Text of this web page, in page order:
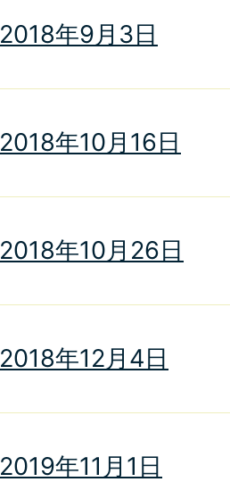
2018年9月3日
2018年10月16日
2018年10月26日
2018年12月4日
2019年11月1日